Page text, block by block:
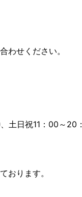
わせください。
土日祝11：00～20
おります。